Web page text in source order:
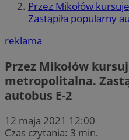
Przez Mikołów
Zastąpiła popularny
reklama
Przez Mikołów
metropolitalna.
autobus E-2
12 maja 2021 12:00
Czas czytania: 3 min.